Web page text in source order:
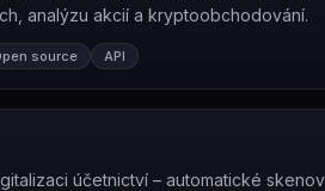
analýzu akcií a kryptoobchodování.
source API
účetnictví – automatické